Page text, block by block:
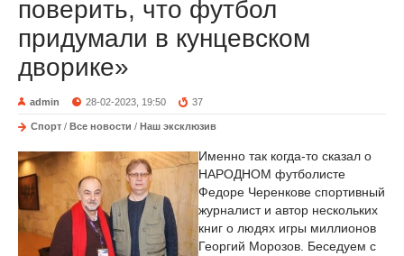
поверить, что футбол
придумали в кунцевском
дворике»
admin 28-02-2023, 19:50 37
Спорт / Все новости / Наш эксклюзив
Именно так когда-то сказал о
НАРОДНОМ футболисте
Федоре Черенкове спортивный
журналист и автор нескольких
книг о людях игры миллионов
Георгий Морозов. Беседуем с